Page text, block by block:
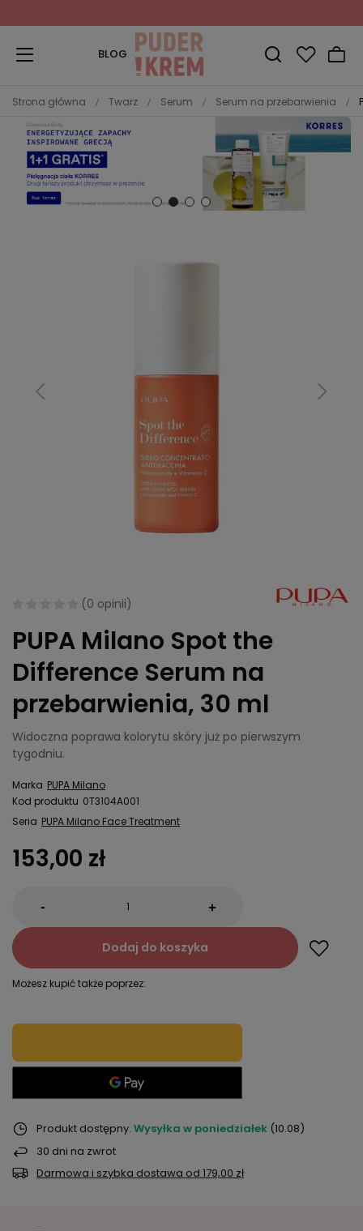
BLOG
Strona główna Twarz Serum Serum na przebarwienia
(0 opinii)
PUPA Milano Spot the
Difference Serum na
przebarwienia, 30 ml
Widoczna poprawa kolorytu skóry już po pierwszym
tygodniu.
Marka PUPA Milano
Kod produktu 0T3104A001
Seria PUPA Milano Face Treatment
153,00 zł
- +
Dodaj do koszyka
Możesz kupić także poprzez:
Produkt dostępny Wysyłka w poniedziałek (10.08)
30 dni na zwrot
Darmowa i szybka dostawa od 179,00 zł